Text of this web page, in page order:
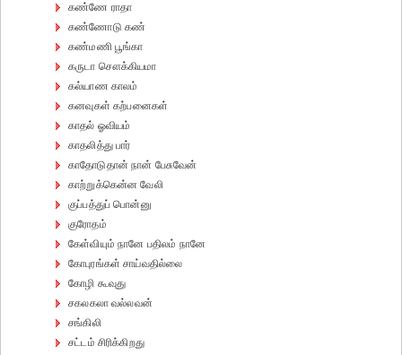
கண்ணே ராதா
கண்ணோடு கண்
கண்மணி பூங்கா
கருடா சௌக்கியமா
கல்யாண காலம்
கனவுகள் கற்பனைகள்
காதல் ஓவியம்
காதலித்து பார்
காதோடுதான் நான் பேசுவேன்
காற்றுக்கென்ன வேலி
குப்பத்துப் பொன்னு
குரோதம்
கேள்வியும் நானே பதிலம் நானே
கோபுரங்கள் சாய்வதில்லை
கோழி கூவுது
சகலகலா வல்லவன்
சங்கிலி
சட்டம் சிரிக்கிறது